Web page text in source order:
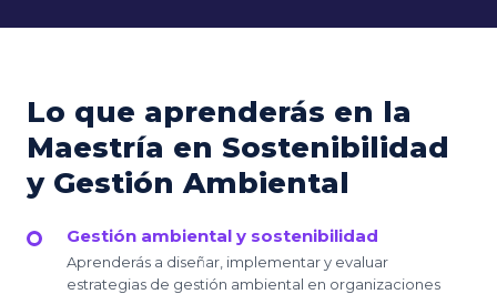
Lo que aprenderás en la
Maestría en Sostenibilidad
y Gestión Ambiental
Gestión ambiental y sostenibilidad
Aprenderás a diseñar, implementar y evaluar
estrategias de gestión ambiental en organizaciones